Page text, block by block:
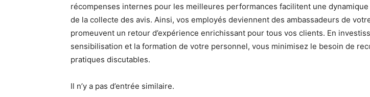
récompenses internes pour les meilleures performances facilitent une
de la collecte des avis. Ainsi, vos employés deviennent des ambassadeurs de
promeuvent un retour d’expérience enrichissant pour tous vos clients. En
sensibilisation et la formation de votre personnel, vous minimisez le besoin de
pratiques discutables.
Il n’y a pas d’entrée similaire.